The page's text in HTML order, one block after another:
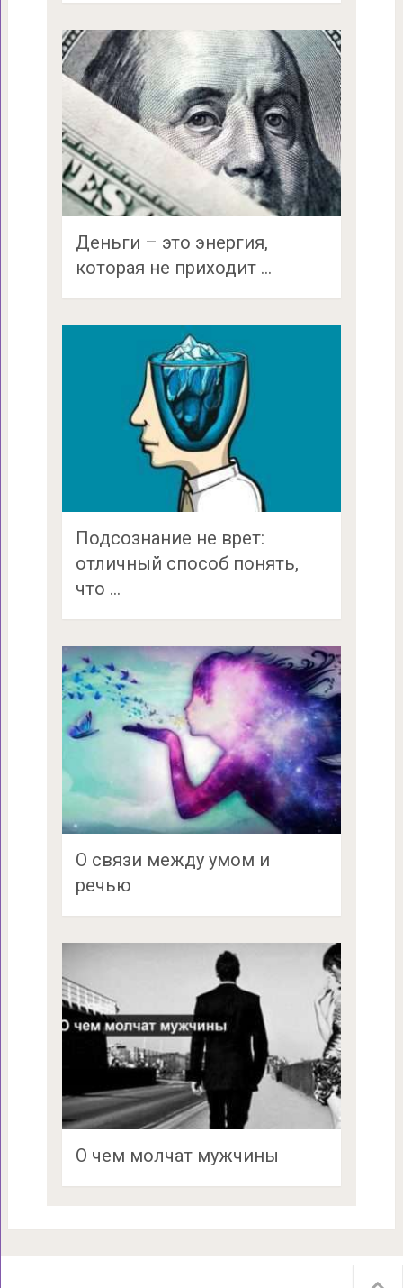
Деньги – это энергия,
которая не приходит …
Подсознание не врет:
отличный способ понять,
что …
О связи между умом и
речью
О чем молчат мужчины